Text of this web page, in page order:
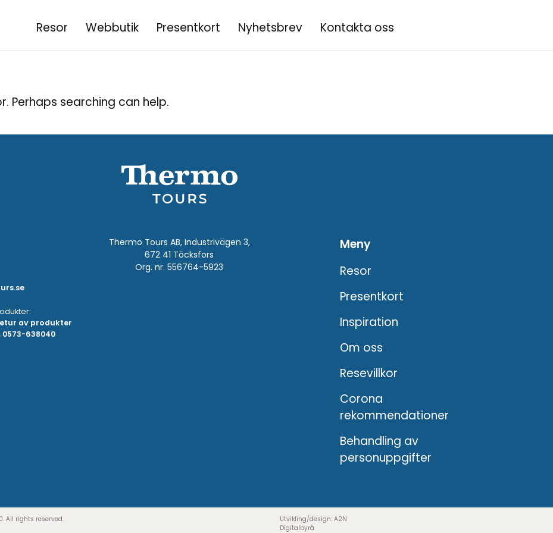
Resor Webbutik Presentkort Nyhetsbrev Kontakta oss
Perhaps searching can help.
av produkter
638040
Thermo Tours AB, Industrivägen 3,
672 41 Töcksfors
Org. nr. 556764-5923
Meny
Resor
Presentkort
Inspiration
Om oss
Resevillkor
Corona
rekommendationer
Behandling av
personuppgifter
All rights reserved. Utvikling/design: A2N
Digitalbyrå